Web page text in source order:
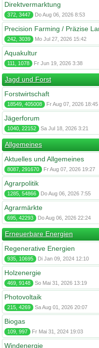
Direktvermarktung
372, 3447 Do Aug 06, 2026 8:53
Precision Farming / Präzise
242, 3039 Mo Jul 27, 2026 15:42
Aquakultur
111, 1078 Fr Jun 19, 2026 3:38
Jagd und Forst
Forstwirtschaft
18549, 405008 Fr Aug 07, 2026 18:45
Jägerforum
1040, 22152 Sa Jul 18, 2026 3:21
Allgemeines
Aktuelles und Allgemeines
8087, 291670 Fr Aug 07, 2026 19:27
Agrarpolitik
1285, 54866 Do Aug 06, 2026 7:55
Agrarmärkte
695, 42293 Do Aug 06, 2026 22:24
Erneuerbare Energien
Regenerative Energien
935, 10695 Di Jan 09, 2024 12:10
Holzenergie
469, 9148 So Mai 31, 2026 13:19
Photovoltaik
215, 4269 Sa Aug 01, 2026 20:07
Biogas
109, 997 Fr Mai 31, 2024 19:03
Windenergie